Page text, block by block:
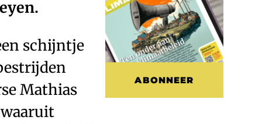
schijntje
Mathias
ABONNEER